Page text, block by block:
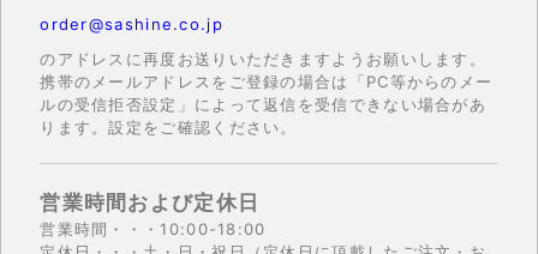
order@sashine.co.jp
のアドレスに再度お送りいただきますようお願いします。
携帯のメールアドレスをご登録の場合は「PC等からのメー
ルの受信拒否設定」によって返信を受信できない場合があ
ります。設定をご確認ください。
営業時間および定休日
営業時間・・・10:00-18:00